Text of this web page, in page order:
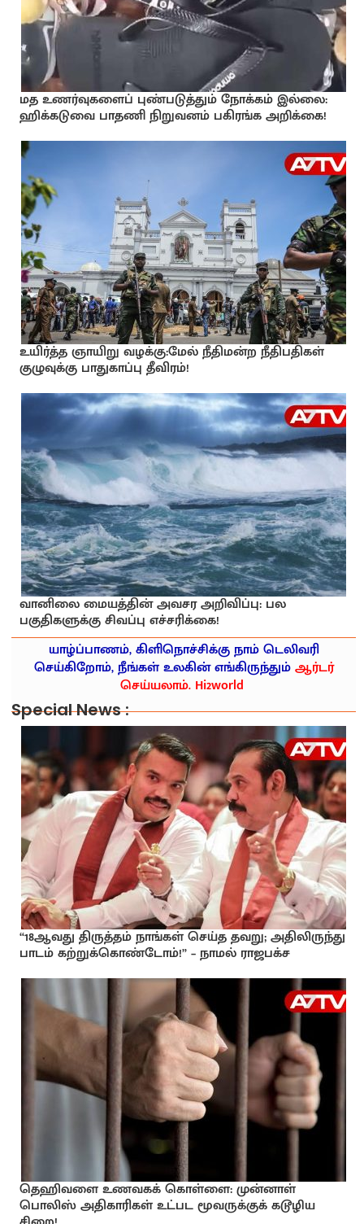
மத உணர்வுகளைப் புண்படுத்தும் நோக்கம் இல்லை:
ஹிக்கடுவை பாதணி நிறுவனம் பகிரங்க அறிக்கை!
உயிர்த்த ஞாயிறு வழக்கு:மேல் நீதிமன்ற நீதிபதிகள்
குழுவுக்கு பாதுகாப்பு தீவிரம்!
வானிலை மையத்தின் அவசர அறிவிப்பு: பல
பகுதிகளுக்கு சிவப்பு எச்சரிக்கை!
யாழ்ப்பாணம், கிளிநொச்சிக்கு நாம் டெலிவரி
செய்கிறோம், நீங்கள் உலகின் எங்கிருந்தும்ஆர்டர்
செய்யலாம். Hi2world
Special News :
“18ஆவது திருத்தம் நாங்கள் செய்த தவறு; அதிலிருந்து
பாடம் கற்றுக்கொண்டோம்!” – நாமல் ராஜபக்ச
தெஹிவளை உணவகக் கொள்ளை: முன்னாள்
பொலிஸ் அதிகாரிகள் உட்பட மூவருக்குக் கடூழிய